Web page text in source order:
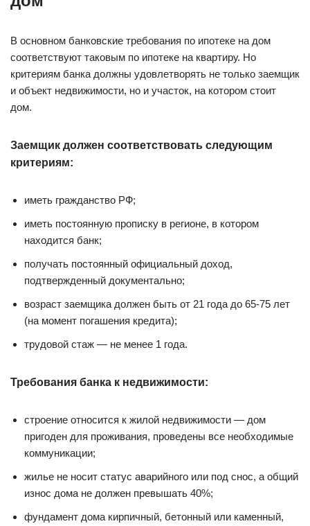
В основном банковские требования по ипотеке на дом
соответствуют таковым по ипотеке на квартиру. Но
критериям банка должны удовлетворять не только заемщик
и объект недвижимости, но и участок, на котором стоит
дом.
Заемщик должен соответствовать следующим
критериям:
иметь гражданство РФ;
иметь постоянную прописку в регионе, в котором
находится банк;
получать постоянный официальный доход,
подтвержденный документально;
возраст заемщика должен быть от 21 года до 65-75 лет
(на момент погашения кредита);
трудовой стаж — не менее 1 года.
Требования банка к недвижимости:
строение относится к жилой недвижимости — дом
пригоден для проживания, проведены все необходимые
коммуникации;
жилье не носит статус аварийного или под снос, а общий
износ дома не должен превышать 40%;
фундамент дома кирпичный, бетонный или каменный,